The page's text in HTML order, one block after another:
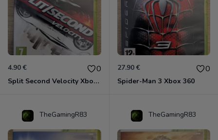
4.90 € 0
Split Second Velocity Xbox 360
27.90 € 0
Spider-Man 3 Xbox 360
TheGamingR83 TheGamingR83